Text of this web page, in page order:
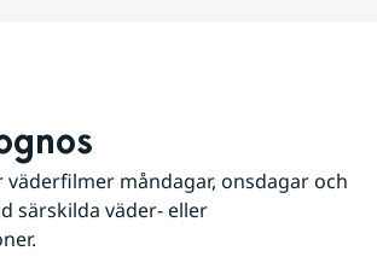
väderfilmer måndagar, onsdagar och
särskilda väder- eller